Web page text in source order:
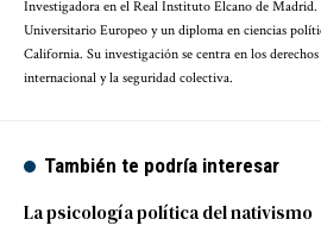
Investigadora en el Real Instituto Elcano de
Universitario Europeo y un diploma en ciencias
California. Su investigación se centra en los
internacional y la seguridad colectiva.
También te podría interesar
La psicología política del nativismo